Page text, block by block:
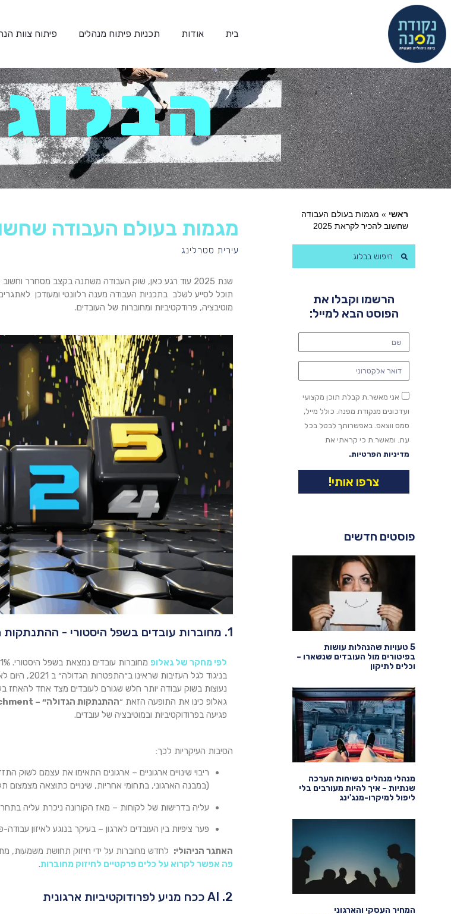
בית אודות תכניות פיתוח מנהלים פיתוח צוות
הבלוג
ראשי » מגמות בעולם העבודה
שחשוב להכיר לקראת 2025
הרשמו וקבלו את
הפוסט הבא למייל:
אני מאשר.ת קבלת תוכן מקצועי
ועדכונים מנקודת מפנה. כולל מייל,
סמס ווצאפ. באפשרותך לבטל בכל
עת. ומאשר.ת כי קראתי את
מדיניות הפרטיות.
צרפו אותי!
פוסטים חדשים
5 טעויות שהנהלות עושות
בפיטורים מול העובדים שנשארו –
וכלים לתיקון
מנהלי מנהלים בשיחות הערכה
שנתיות – איך להיות מעורבים בלי
ליפול למיקרו-מנג'ינג
המחיר העסקי והארגוני
מגמות בעולם העבודה שחשוב
עירית סטרלינג
שנת 2025 עוד רגע כאן, שוק העבודה משתנה בקצב מסחרר
תוכל לסייע לשלב בתכניות העבודה מענה רלוונטי ומעודכן
מוטיבציה, פרודקטיביות ומחוברות של העובדים.
1. מחוברות עובדים בשפל היסטורי - ההתנתקות הגדולה
לפי מחקר של גאלופ מחוברות עובדים נמצאת בשפל היסטורי. 51% מהעובדים מחפשים לעבור לעבודה חדשה.
בניגוד לגל
נעוצות בשוק עבודה יותר חלש שגורם לעובדים מצד אחד להאחז
גאלופ כינו את התופעה הזאת ״ההתנתקות הגדולה״ – The Great Detachment.
פגיעה בפרודוקטיביות ובמוטיבציה של עובדים.
הסיבות העיקריות לכך:
ריבוי שינויים ארגוניים – ארגונים התאימו את עצמם לשוק
(במבנה הארגוני, בתחומי אחריות, שינויים כתוצאה מצמצום
עליה בדרישות של לקוחות – מאז הקורונה ניכרת עליה
פער ציפיות בין העובדים לארגון – בעיקר בנוגע לאיזון עבודה-
האתגר הניהולי: לחדש מחוברות על ידי חיזוק תחושת משמעות,
פה אפשר לקרוא על כלים פרקטיים לחיזוק מחוברות.
2. AI ככח מניע לפרודוקטיביות ארגונית